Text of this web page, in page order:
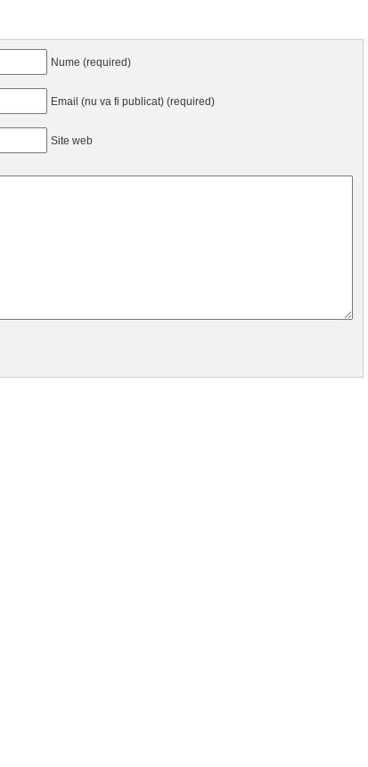
Nume (required)
Email (nu va fi publicat) (required)
Site web